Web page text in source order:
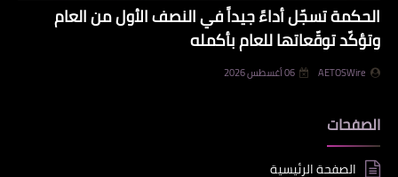
الحكمة تسجّل أداءً جيداً في النصف الأول من العام
وتؤكّد توقّعاتها للعام بأكمله
AETOSWire 06 أغسطس 2026
الصفحات
الصفحة الرئيسية